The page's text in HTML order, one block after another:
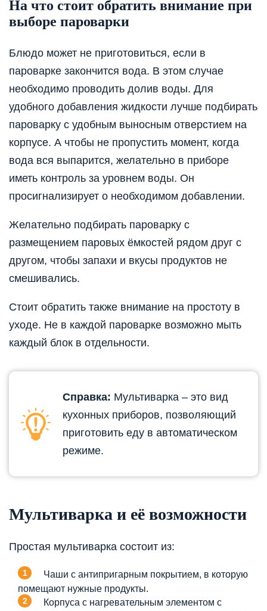
На что стоит обратить внимание при
выборе пароварки
Блюдо может не приготовиться, если в
пароварке закончится вода. В этом случае
необходимо проводить долив воды. Для
удобного добавления жидкости лучше подбирать
пароварку с удобным выносным отверстием на
корпусе. А чтобы не пропустить момент, когда
вода вся выпарится, желательно в приборе
иметь контроль за уровнем воды. Он
просигнализирует о необходимом добавлении.
Желательно подбирать пароварку с
размещением паровых ёмкостей рядом друг с
другом, чтобы запахи и вкусы продуктов не
смешивались.
Стоит обратить также внимание на простоту в
уходе. Не в каждой пароварке возможно мыть
каждый блок в отдельности.
Справка: Мультиварка – это вид
кухонных приборов, позволяющий
приготовить еду в автоматическом
режиме.
Мультиварка и её возможности
Простая мультиварка состоит из:
Чаши с антипригарным покрытием, в которую
помещают нужные продукты.
Корпуса с нагревательным элементом с